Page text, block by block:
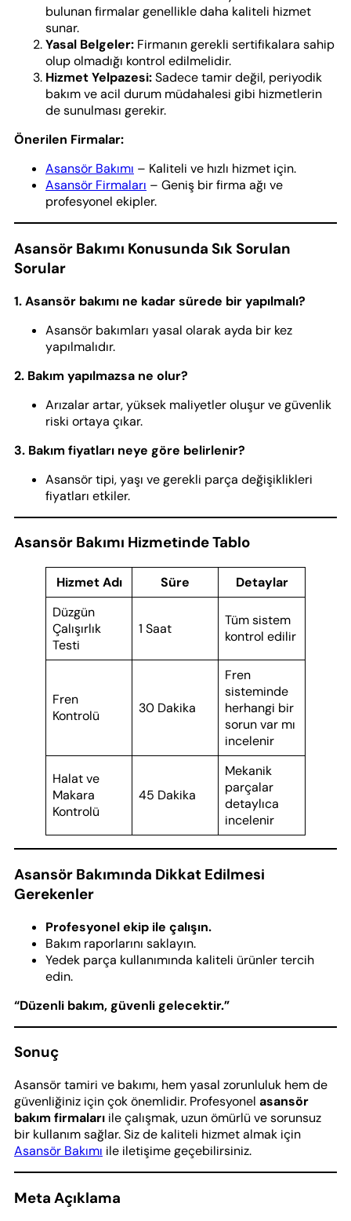
bulunan firmalar genellikle daha kaliteli hizmet
sunar.
Yasal Belgeler: Firmanın gerekli sertifikalara sahip
olup olmadığı kontrol edilmelidir.
Hizmet Yelpazesi:Sadece tamir değil, periyodik
bakım ve acil durum müdahalesi gibi hizmetlerin
de sunulması gerekir.
Önerilen Firmalar:
Asansör Bakımı – Kaliteli ve hızlı hizmet için.
Asansör Firmaları – Geniş bir firma ağı ve
profesyonel ekipler.
Asansör Bakımı Konusunda Sık Sorulan
Sorular
1. Asansör bakımı ne kadar sürede bir yapılmalı?
Asansör bakımları yasal olarak ayda bir kez
yapılmalıdır.
2. Bakım yapılmazsa ne olur?
Arızalar artar, yüksek maliyetler oluşur ve güvenlik
riski ortaya çıkar.
3. Bakım fiyatları neye göre belirlenir?
Asansör tipi, yaşı ve gerekli parça değişiklikleri
fiyatları etkiler.
Asansör Bakımı Hizmetinde Tablo
Hizmet Adı Süre
Detaylar
Düzgün
Çalışırlık
Testi
1 Saat
Tüm sistem
kontrol edilir
Fren
Kontrolü
30 Dakika
Fren
sisteminde
herhangi bir
sorun var mı
incelenir
Halat ve
Makara
Kontrolü
45 Dakika
Mekanik
parçalar
detaylıca
incelenir
Asansör Bakımında Dikkat Edilmesi
Gerekenler
Profesyonel ekip ile çalışın.
Bakım raporlarını saklayın.
Yedek parça kullanımında kaliteli ürünler tercih
edin.
“Düzenli bakım, güvenli gelecektir.”
Sonuç
Asansör tamiri ve bakımı, hem yasal zorunluluk hem de
güvenliğiniz için çok önemlidir. Profesyonel asansör
bakım firmaları ile çalışmak, uzun ömürlü ve sorunsuz
bir kullanım sağlar. Siz de kaliteli hizmet almak için
Asansör Bakımı ile iletişime geçebilirsiniz.
Meta Açıklama